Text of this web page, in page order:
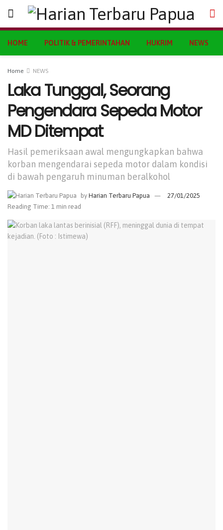
HOME POLITIK & PEMERINTAHAN HUKRIM NEWS
Home NEWS
Laka Tunggal, Seorang
Pengendara Sepeda Motor
MD Ditempat
Hasil pemeriksaan awal mengungkapkan bahwa
korban mengendarai sepeda motor dalam kondisi
di bawah pengaruh minuman beralkohol
by Harian Terbaru Papua
27/01/2025
Reading Time: 1 min read